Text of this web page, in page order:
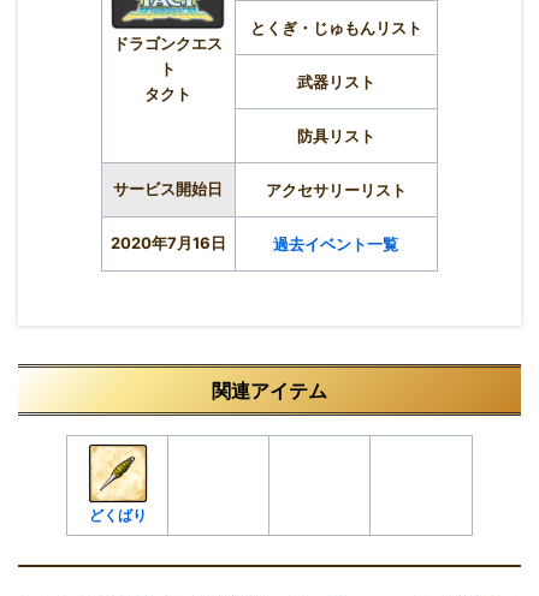
ドラゴンクエス
ト
タクト
とくぎ・じゅもんリスト
武器リスト
防具リスト
サービス開始日 アクセサリーリスト
2020年7月16日 過去イベント一覧
関連アイテム
どくばり